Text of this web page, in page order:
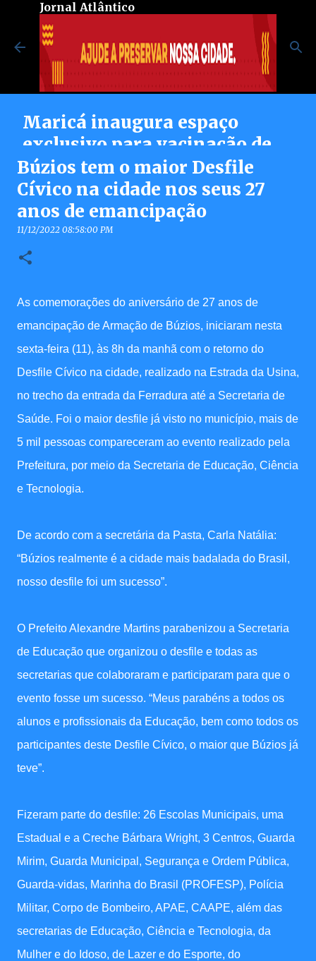
Pular para o conteúdo principal
Jornal Atlântico
Maricá inaugura espaço
exclusivo para vacinação de
pessoas autistas no Centro de
Vacinação Integrada
8/07/2026 08:37:00 PM
0
Búzios tem o maior Desfile
Cívico na cidade nos seus 27
anos de emancipação
11/12/2022 08:58:00 PM
As comemorações do aniversário de 27 anos de
emancipação de Armação de Búzios, iniciaram nesta
sexta-feira (11), às 8h da manhã com o retorno do
Desfile Cívico na cidade, realizado na Estrada da Usina,
no trecho da entrada da Ferradura até a Secretaria de
Saúde. Foi o maior desfile já visto no município, mais de
5 mil pessoas compareceram ao evento realizado pela
Prefeitura, por meio da Secretaria de Educação, Ciência
e Tecnologia.
De acordo com a secretária da Pasta, Carla Natália:
“Búzios realmente é a cidade mais badalada do Brasil,
nosso desfile foi um sucesso”.
O Prefeito Alexandre Martins parabenizou a Secretaria
de Educação que organizou o desfile e todas as
secretarias que colaboraram e participaram para que o
evento fosse um sucesso. “Meus parabéns a todos os
alunos e profissionais da Educação, bem como todos os
participantes deste Desfile Cívico, o maior que Búzios já
teve”.
Fizeram parte do desfile: 26 Escolas Municipais, uma
Estadual e a Creche Bárbara Wright, 3 Centros, Guarda
Mirim, Guarda Municipal, Segurança e Ordem Pública,
Guarda-vidas, Marinha do Brasil (PROFESP), Polícia
Militar, Corpo de Bombeiro, APAE, CAAPE, além das
secretarias de Educação, Ciência e Tecnologia, da
Mulher e do Idoso, de Lazer e do Esporte, do